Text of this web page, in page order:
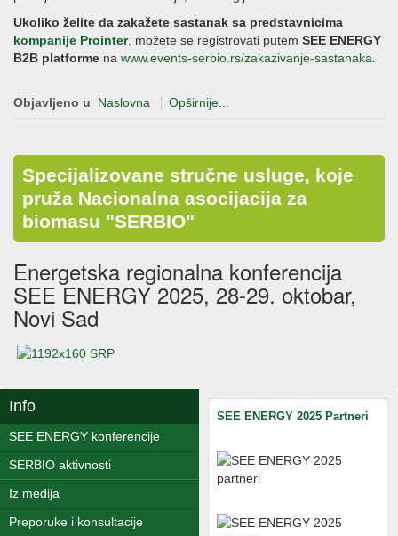
Ukoliko želite da zakažete sastanak sa predstavnicima
kompanije Prointer, možete se registrovati putem SEE ENERGY
B2B platforme na www.events-serbio.rs/zakazivanje-sastanaka.
Objavljeno u Naslovna Opširnije...
Specijalizovane stručne usluge, koje
pruža Nacionalna asocijacija za
biomasu "SERBIO"
Energetska regionalna konferencija
SEE ENERGY 2025, 28-29. oktobar,
Novi Sad
Info
SEE ENERGY konferencije
SERBIO aktivnosti
Iz medija
Preporuke i konsultacije
SEE ENERGY 2025 Partneri